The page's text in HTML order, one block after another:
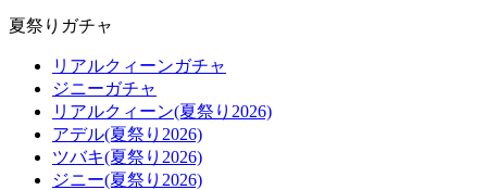
夏祭りガチャ
リアルクィーンガチャ
ジニーガチャ
リアルクィーン(夏祭り2026)
アデル(夏祭り2026)
ツバキ(夏祭り2026)
ジニー(夏祭り2026)